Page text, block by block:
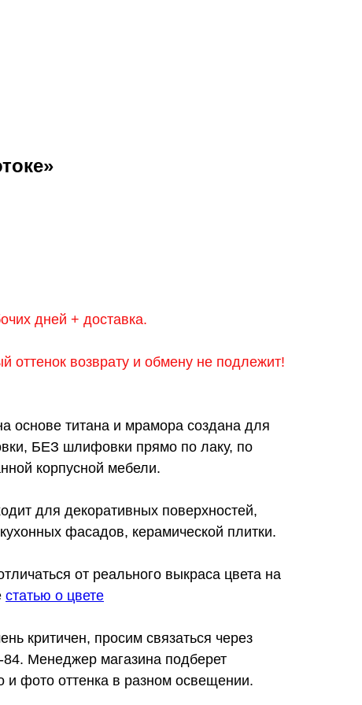
дней + доставка.
оттенок возврату и обмену не подлежит!
основе титана и мрамора создана для
БЕЗ шлифовки прямо по лаку, по
корпусной мебели.
для декоративных поверхностей,
фасадов, керамической плитки.
от реального выкраса цвета на
статью о цвете
критичен, просим связаться через
84. Менеджер магазина подберет
и фото оттенка в разном освещении.